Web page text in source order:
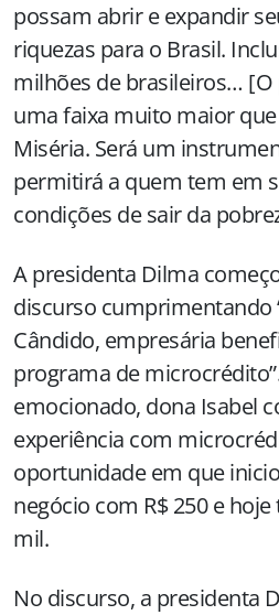
possam abrir e expandir
riquezas para o Brasil.
milhões de brasileiros…
uma faixa muito maior
Miséria. Será um
permitirá a quem tem em
condições de sair da
A presidenta Dilma
discurso cumprimentando
Cândido, empresária
programa de
emocionado, dona Isabel
experiência com
oportunidade em que
negócio com R$ 250 e
mil.
No discurso, a presidenta